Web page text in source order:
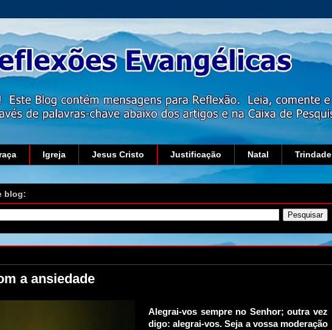
Igreja Jesus Cristo Justificação Natal Trindade
blog:
a ansiedade
Alegrai-vos sempre no Senhor; outra vez
digo: alegrai-vos. Seja a vossa moderação